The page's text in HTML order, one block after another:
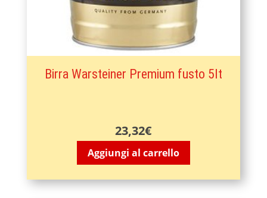
Birra Warsteiner Premium fusto 5lt
23,32€
Aggiungi al carrello